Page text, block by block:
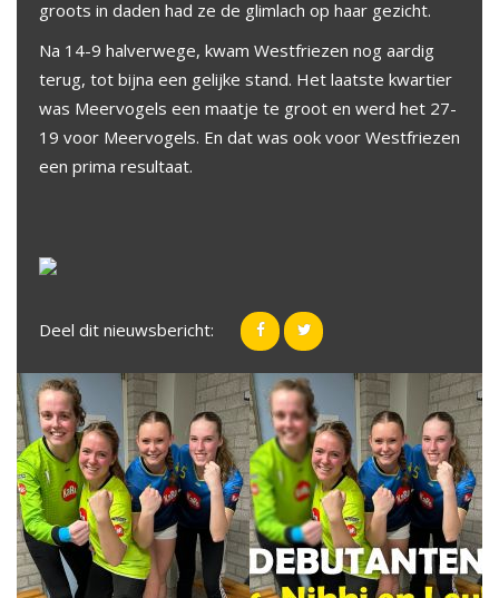
groots in daden had ze de glimlach op haar gezicht.
Na 14-9 halverwege, kwam Westfriezen nog aardig
terug, tot bijna een gelijke stand. Het laatste kwartier
was Meervogels een maatje te groot en werd het 27-
19 voor Meervogels. En dat was ook voor Westfriezen
een prima resultaat.
Deel dit nieuwsbericht: